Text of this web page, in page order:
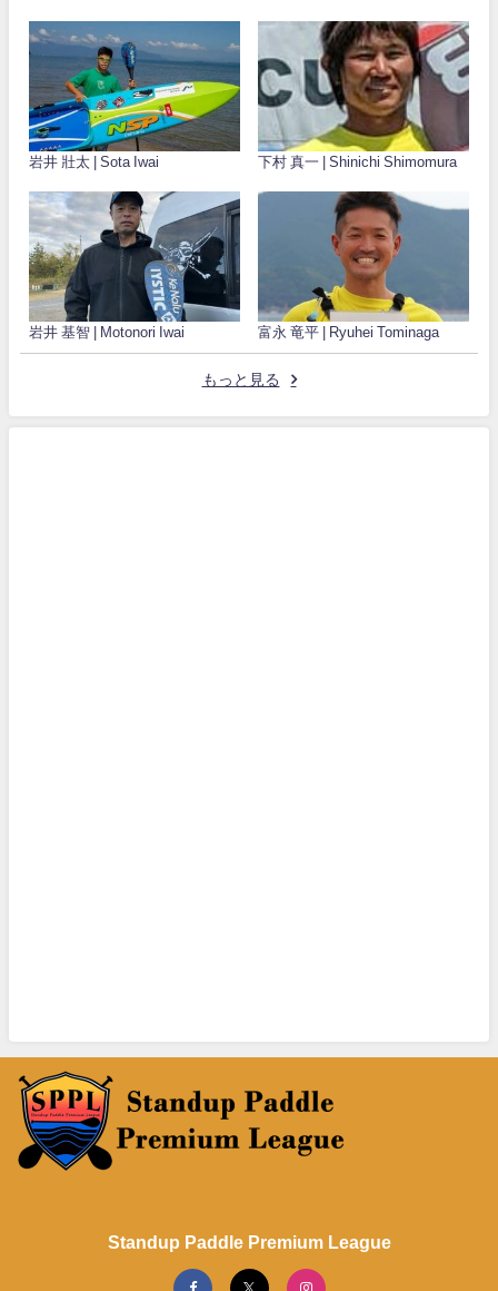
岩井 壯太 | Sota Iwai 下村 真一 | Shinichi Shimomura
岩井 基智 | Motonori Iwai 富永 竜平 | Ryuhei Tominaga
もっと見る
Standup Paddle Premium League